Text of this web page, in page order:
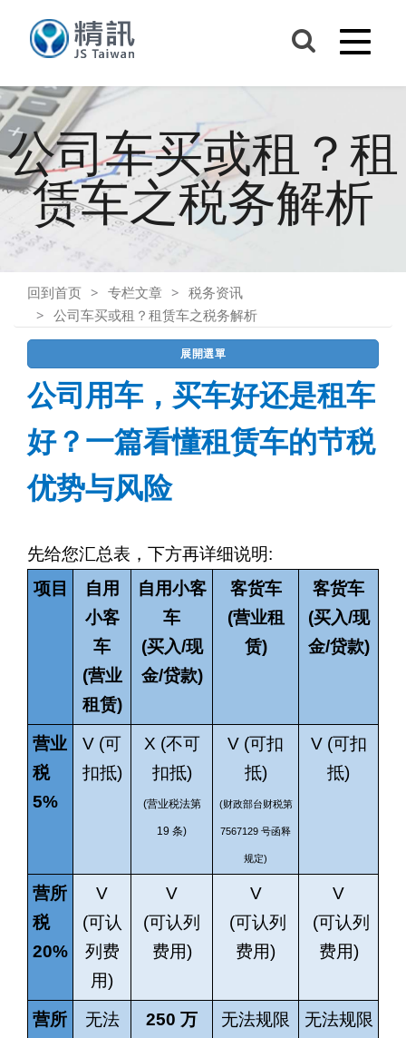
公司车买或租？租
赁车之税务解析
回到首页 专栏文章
税务资讯
公司车买或租？租赁车之税务解析
展開選單
公司用车，买车好还是租车
好？一篇看懂租赁车的节税
优势与风险
先给您汇总表，下方再详细说明:
项目
自用
小客
车
(营业
租赁)
自用小客
车
(买入/现
金/贷款)
客货车
(营业租
赁)
客货车
(买入/现
金/贷款)
营业
税
5%
V (可
扣抵)
X (不可
扣抵)
(营业税法第
19 条)
V (可扣
抵)
(财政部台财税第
7567129 号函释
规定)
V (可扣
抵)
营所
税
20%
V
(可认
列费
用)
V
(可认列
费用)
V
(可认列
费用)
V
(可认列
费用)
营所
无法
250 万
无法规限
无法规限